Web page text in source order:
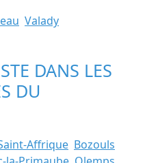
Valady
DANS LES
DU
Affrique Bozouls